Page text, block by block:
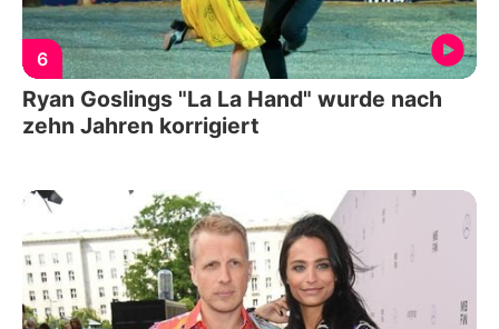
6
Ryan Goslings "La La Hand" wurde nach
zehn Jahren korrigiert